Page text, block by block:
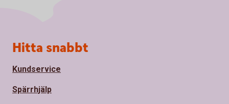
Sidfot
Hitta snabbt
Kundservice
Spärrhjälp